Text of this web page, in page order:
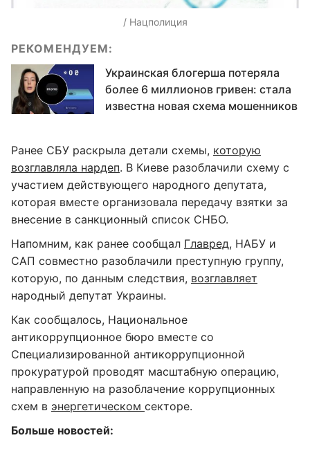
/ Нацполиция
РЕКОМЕНДУЕМ:
Украинская блогерша потеряла
более 6 миллионов гривен: стала
известна новая схема мошенников
Ранее СБУ раскрыла детали схемы, которую
возглавляла нардеп. В Киеве разоблачили схему с
участием действующего народного депутата,
которая вместе организовала передачу взятки за
внесение в санкционный список СНБО.
Напомним, как ранее сообщал Главред, НАБУ и
САП совместно разоблачили преступную группу,
которую, по данным следствия, возглавляет
народный депутат Украины.
Как сообщалось, Национальное
антикоррупционное бюро вместе со
Специализированной антикоррупционной
прокуратурой проводят масштабную операцию,
направленную на разоблачение коррупционных
схем в энергетическом секторе.
Больше новостей: